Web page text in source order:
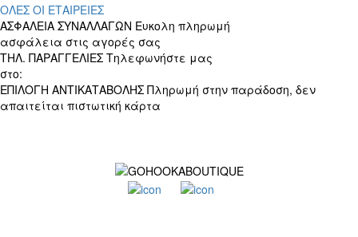
ΟΛΕΣ ΟΙ ΕΤΑΙΡΕΙΕΣ
ΑΣΦΑΛΕΙΑ ΣΥΝΑΛΛΑΓΩΝ Ευκολη πληρωμή
ασφάλεια στις αγορές σας
ΤΗΛ. ΠΑΡΑΓΓΕΛΙΕΣ Τηλεφωνήστε μας
στο:
ΕΠΙΛΟΓΗ ΑΝΤΙΚΑΤΑΒΟΛΗΣ Πληρωμή στην παράδοση, δεν
απαιτείται πιστωτική κάρτα